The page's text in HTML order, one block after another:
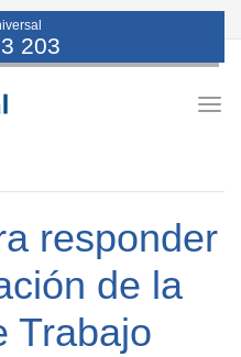
203
responder
de la
Trabajo